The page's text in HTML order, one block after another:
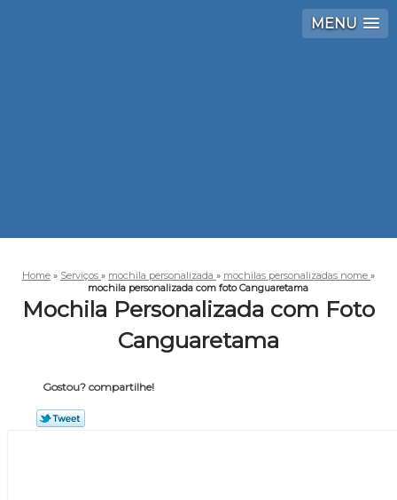
MENU
Home » Serviços » mochila personalizada » mochilas personalizadas nome »
mochila personalizada com foto Canguaretama
Mochila Personalizada com Foto
Canguaretama
Gostou? compartilhe!